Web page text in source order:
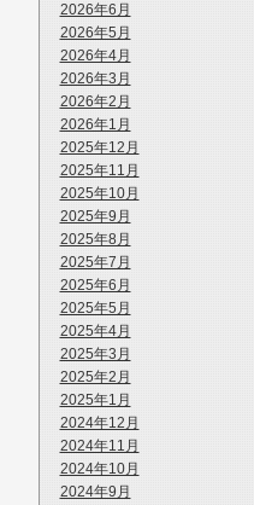
2026年6月
2026年5月
2026年4月
2026年3月
2026年2月
2026年1月
2025年12月
2025年11月
2025年10月
2025年9月
2025年8月
2025年7月
2025年6月
2025年5月
2025年4月
2025年3月
2025年2月
2025年1月
2024年12月
2024年11月
2024年10月
2024年9月